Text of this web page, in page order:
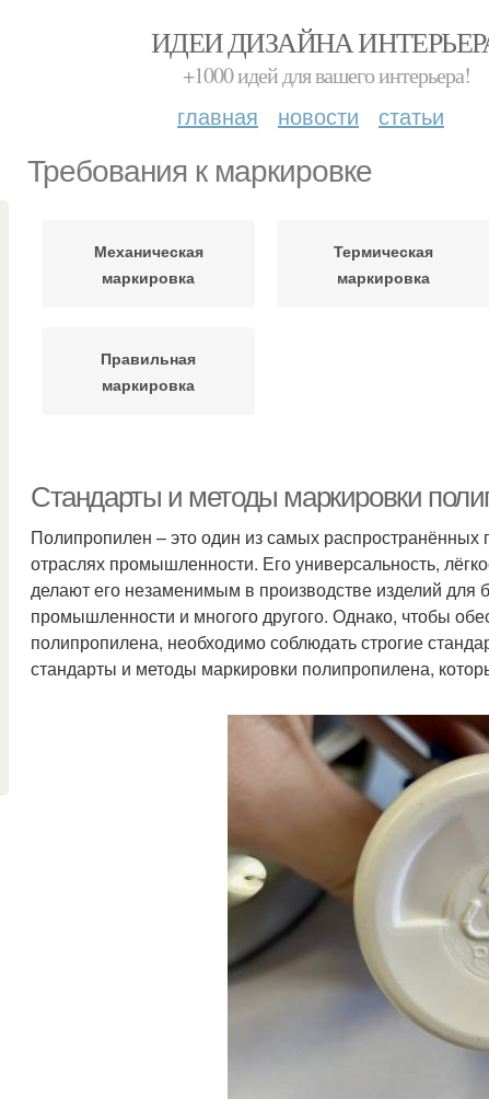
ИДЕИ ДИЗАЙНА
+1000 идей для вашего интерьера!
главная новости статьи
Требования к маркировке
Механическая
маркировка
Термическая
маркировка
Правильная
маркировка
Стандарты и методы маркировки
Полипропилен – это один из самых
отраслях промышленности. Его универсальность,
делают его незаменимым в производстве изделий для
промышленности и многого другого. Однако, чтобы
полипропилена, необходимо соблюдать строгие
стандарты и методы маркировки полипропилена,